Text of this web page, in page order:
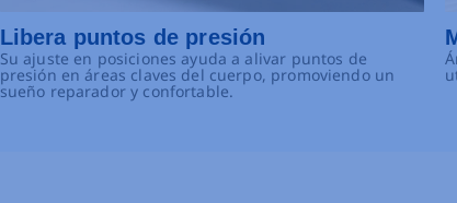
Libera puntos de presión
Su ajuste en posiciones ayuda a alivar puntos de
presión en áreas claves del cuerpo, promoviendo un
sueño reparador y confortable.